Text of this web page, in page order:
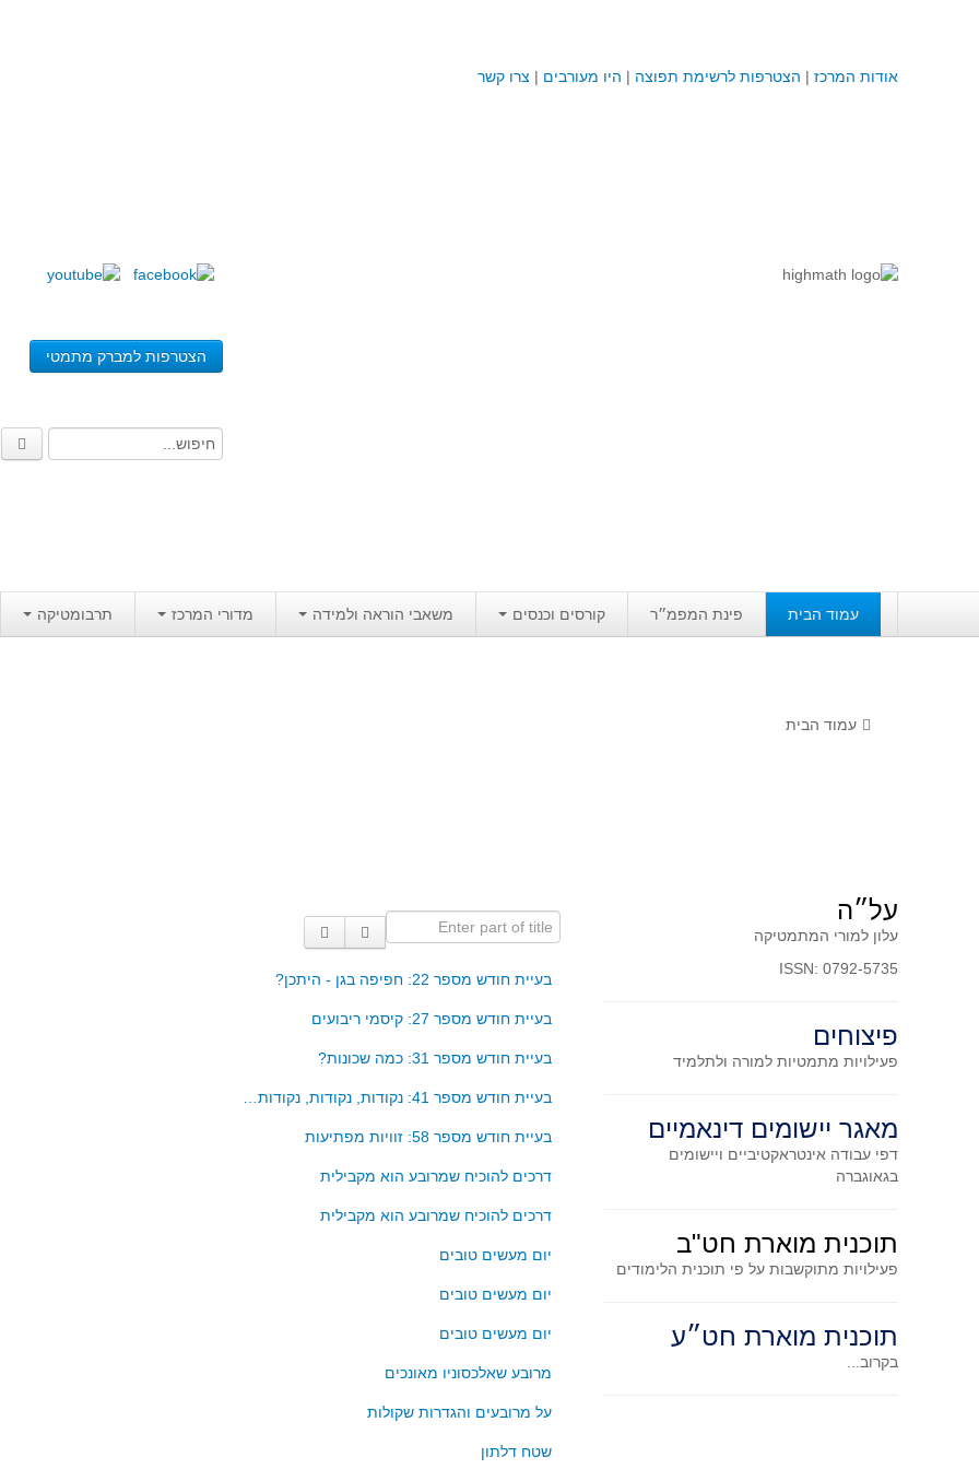
אודות המרכז | הצטרפות לרשימת תפוצה | היו מעורבים | צרו קשר
הצטרפות למברק מתמטי
עמוד הבית פינת המפמ״ר קורסים וכנסים משאבי הוראה ולמידה מדורי המרכז תרבומטיקה
עמוד הבית
Enter part of title
בעיית חודש מספר 22: חפיפה בגן - היתכן?
בעיית חודש מספר 27: קיסמי ריבועים
בעיית חודש מספר 31: כמה שכונות?
בעיית חודש מספר 41: נקודות, נקודות, נקודות…
בעיית חודש מספר 58: זוויות מפתיעות
דרכים להוכיח שמרובע הוא מקבילית
דרכים להוכיח שמרובע הוא מקבילית
יום מעשים טובים
יום מעשים טובים
יום מעשים טובים
מרובע שאלכסוניו מאונכים
על מרובעים והגדרות שקולות
שטח דלתון
על״ה
עלון למורי המתמטיקה
ISSN: 0792-5735
פיצוחים
פעילויות מתמטיות למורה ולתלמיד
מאגר יישומים דינאמיים
דפי עבודה אינטראקטיביים ויישומים
בגאוגברה
תוכנית מוארת חט"ב
פעילויות מתוקשבות על פי תוכנית הלימודים
תוכנית מוארת חט״ע
בקרוב...